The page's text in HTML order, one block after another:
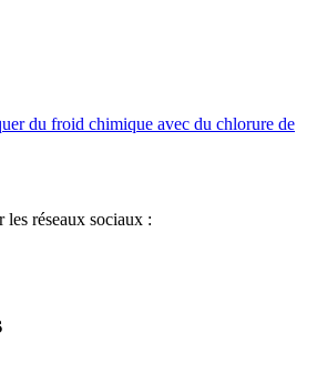
du froid chimique avec du chlorure de
les réseaux sociaux :